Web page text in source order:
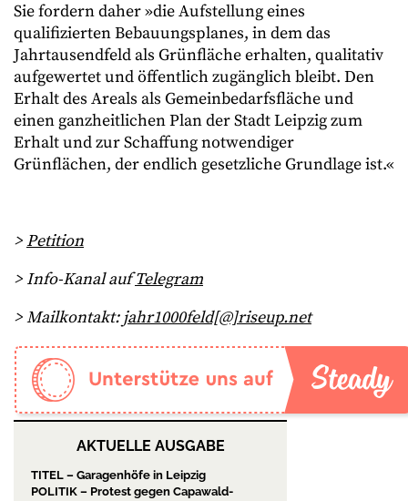
Sie fordern daher »die Aufstellung eines
qualifizierten Bebauungsplanes, in dem das
Jahrtausendfeld als Grünfläche erhalten, qualitativ
aufgewertet und öffentlich zugänglich bleibt. Den
Erhalt des Areals als Gemeinbedarfsfläche und
einen ganzheitlichen Plan der Stadt Leipzig zum
Erhalt und zur Schaffung notwendiger
Grünflächen, der endlich gesetzliche Grundlage ist.«
> Petition
> Info-Kanal aufTelegram
> Mailkontakt:jahr1000feld[@]riseup.net
AKTUELLE AUSGABE
TITEL – Garagenhöfe in Leipzig
POLITIK – Protest gegen Capawald-